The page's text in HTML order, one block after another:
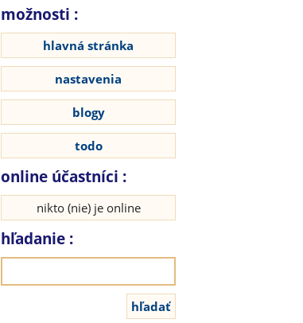
možnosti :
hlavná stránka
nastavenia
blogy
todo
online účastníci :
nikto (nie) je online
hľadanie :